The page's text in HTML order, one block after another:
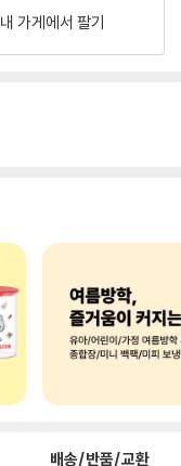
내 가게에서 팔기
배송/반품/교환